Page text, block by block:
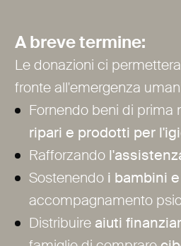
A breve termine:
Le donazioni ci
fronte all'emergenza
Fornendo beni di prima
ripari e prodotti per
Rafforzando
Sostenendo i bambini
accompagnamento
Distribuire aiuti